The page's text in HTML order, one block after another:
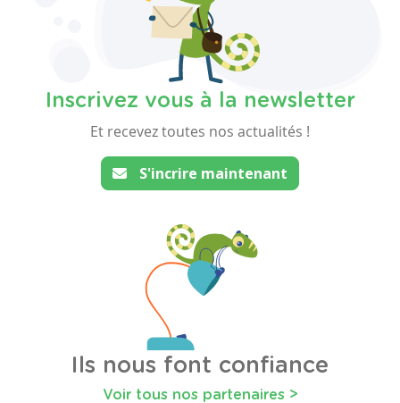
Inscrivez vous à la newsletter
Et recevez toutes nos actualités !
S'incrire maintenant
Ils nous font confiance
Voir tous nos partenaires >